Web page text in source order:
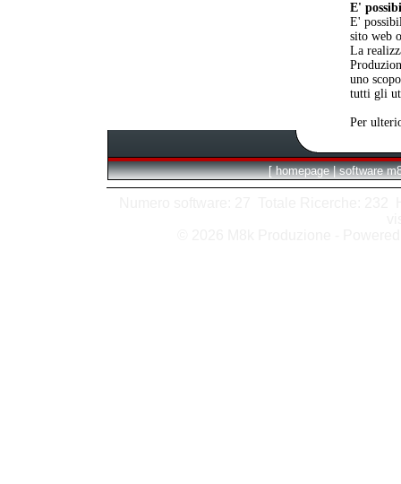
E'
E'
sito web
La
uno
tutti gli
Per
[ homepage | software